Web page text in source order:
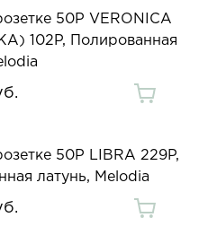
50P VERONICA
102P, Полированная
50P LIBRA 229P,
латунь, Melodia